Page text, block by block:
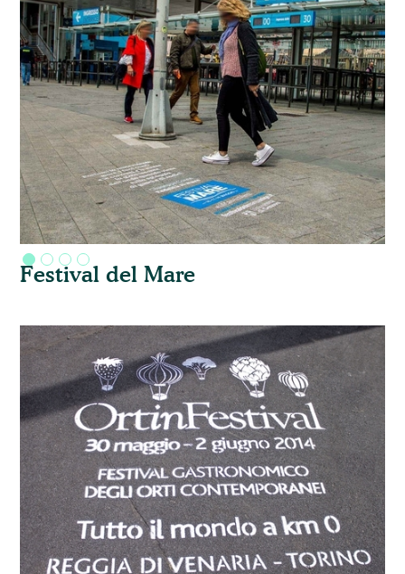
Festival del Mare